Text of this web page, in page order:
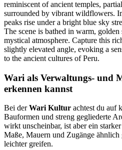
Wari als Verwaltungs- und
erkennen kannst
Bei derWari Kultur achtest du auf
Bauformen und streng gegliederte
wirkt unscheinbar, ist aber ein
Maße, Mauern und Zugänge
leichter greifen.